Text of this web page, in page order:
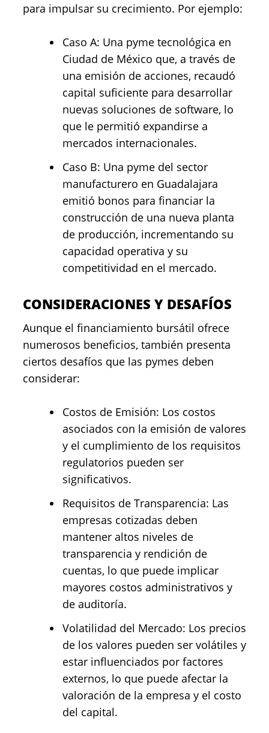
para impulsar su crecimiento. Por ejemplo:
Caso A: Una pyme tecnológica en
Ciudad de México que, a través de
una emisión de acciones, recaudó
capital suficiente para desarrollar
nuevas soluciones de software, lo
que le permitió expandirse a
mercados internacionales.
Caso B: Una pyme del sector
manufacturero en Guadalajara
emitió bonos para financiar la
construcción de una nueva planta
de producción, incrementando su
capacidad operativa y su
competitividad en el mercado.
CONSIDERACIONES Y DESAFÍOS
Aunque el financiamiento bursátil ofrece
numerosos beneficios, también presenta
ciertos desafíos que las pymes deben
considerar:
Costos de Emisión: Los costos
asociados con la emisión de valores
y el cumplimiento de los requisitos
regulatorios pueden ser
significativos.
Requisitos de Transparencia: Las
empresas cotizadas deben
mantener altos niveles de
transparencia y rendición de
cuentas, lo que puede implicar
mayores costos administrativos y
de auditoría.
Volatilidad del Mercado: Los precios
de los valores pueden ser volátiles y
estar influenciados por factores
externos, lo que puede afectar la
valoración de la empresa y el costo
del capital.